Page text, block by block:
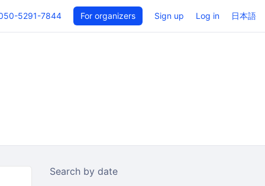
5291-7844 For organizers Sign up Log in 日本語
Search by date